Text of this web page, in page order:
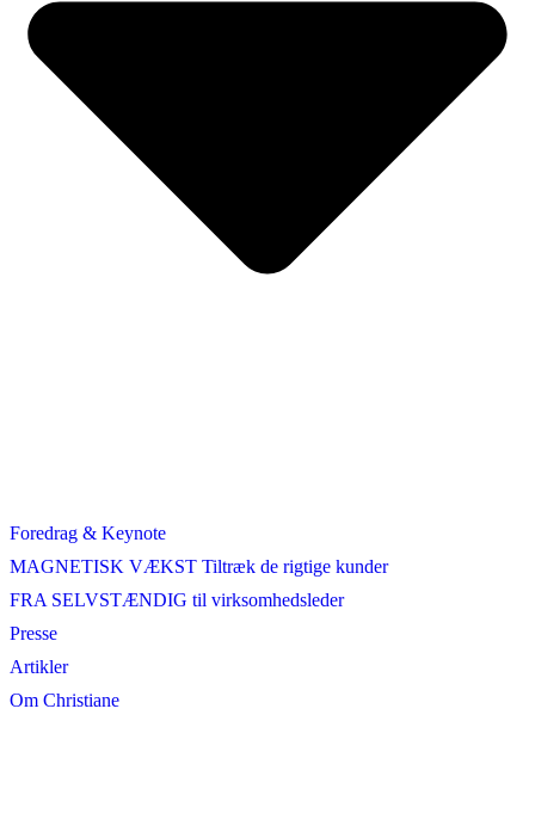
Foredrag & Keynote
MAGNETISK VÆKST Tiltræk de rigtige kunder
FRA SELVSTÆNDIG til virksomhedsleder
Presse
Artikler
Om Christiane